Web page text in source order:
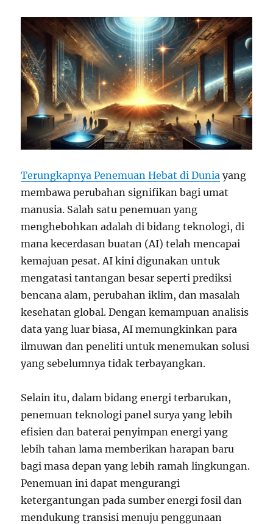
Terungkapnya Penemuan Hebat di Dunia yang
membawa perubahan signifikan bagi umat
manusia. Salah satu penemuan yang
menghebohkan adalah di bidang teknologi, di
mana kecerdasan buatan (AI) telah mencapai
kemajuan pesat. AI kini digunakan untuk
mengatasi tantangan besar seperti prediksi
bencana alam, perubahan iklim, dan masalah
kesehatan global. Dengan kemampuan analisis
data yang luar biasa, AI memungkinkan para
ilmuwan dan peneliti untuk menemukan solusi
yang sebelumnya tidak terbayangkan.
Selain itu, dalam bidang energi terbarukan,
penemuan teknologi panel surya yang lebih
efisien dan baterai penyimpan energi yang
lebih tahan lama memberikan harapan baru
bagi masa depan yang lebih ramah lingkungan.
Penemuan ini dapat mengurangi
ketergantungan pada sumber energi fosil dan
mendukung transisi menuju penggunaan